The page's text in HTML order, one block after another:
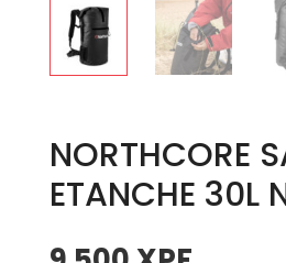
NORTHCORE
ETANCHE 30L